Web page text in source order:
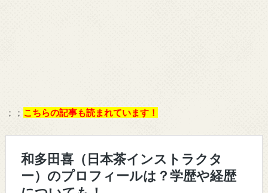
；； こちらの記事も読まれています！